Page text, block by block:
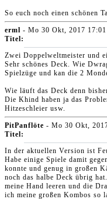
So euch noch einen schönen
erml - Mo 30 Okt, 2017 17:01
Titel:
Zwei Doppelweltmeister und
Sehr schönes Deck. Wie
Spielzüge und kan die 2
Wie läuft das Deck denn
Die Khind haben ja das
Hitzeschleier usw.
PitPanflöte - Mo 30 Okt,
Titel:
In der aktuellen Version ist
Habe einige Spiele damit
konnte und genug in großen
noch das halbe Deck übrig
meine Hand leeren und die
ich meine großen Kombos so